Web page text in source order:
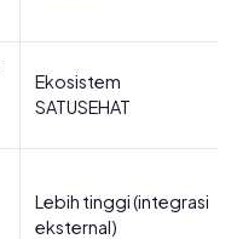
Ekosistem
SATUSEHAT
Lebih tinggi (integrasi
eksternal)